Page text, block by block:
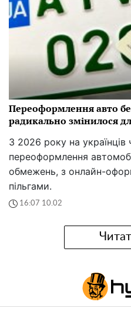
Переоформлення авто
радикально змінилося
З 2026 року на українців
переоформлення
обмежень, з онлайн-
пільгами.
16:07 10.02